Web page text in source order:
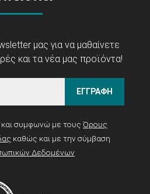
μας για να μαθαίνετε
και τα νέα μας προϊόντα!
ΕΓΓΡΑΦΗ
συμφωνώ με τους Όρους
καθώς και με την σύμβαση
Δεδομένων